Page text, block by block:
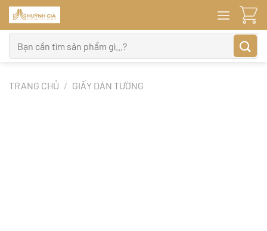
Bỏ
qua
nội
dung
kiếm:
TRANG CHỦ / GIẤY DÁN TƯỜNG